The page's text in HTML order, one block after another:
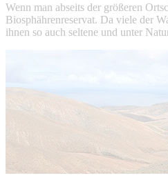
Wenn man abseits der größeren
Biosphährenreservat. Da viele der
ihnen so auch seltene und unter